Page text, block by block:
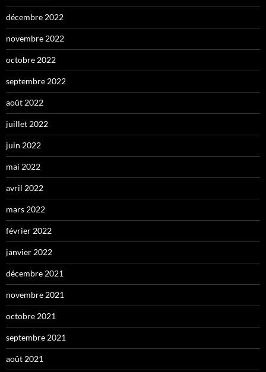
décembre 2022
novembre 2022
octobre 2022
septembre 2022
août 2022
juillet 2022
juin 2022
mai 2022
avril 2022
mars 2022
février 2022
janvier 2022
décembre 2021
novembre 2021
octobre 2021
septembre 2021
août 2021